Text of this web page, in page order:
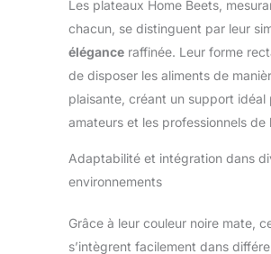
Les plateaux Home Beets,
chacun, se distinguent par leur
élégance raffinée. Leur forme
de disposer les aliments de
plaisante, créant un support idéal
amateurs et les professionnels de
Adaptabilité et intégration dans
environnements
Grâce à leur couleur noire mate,
s’intègrent facilement dans